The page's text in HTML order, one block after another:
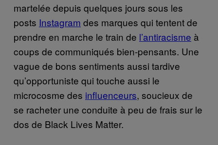
martelée depuis quelques jours sous les
posts Instagram des marques qui tentent de
prendre en marche le train de l’antiracisme à
coups de communiqués bien-pensants. Une
vague de bons sentiments aussi tardive
qu’opportuniste qui touche aussi le
microcosme des influenceurs, soucieux de
se racheter une conduite à peu de frais sur le
dos de Black Lives Matter.